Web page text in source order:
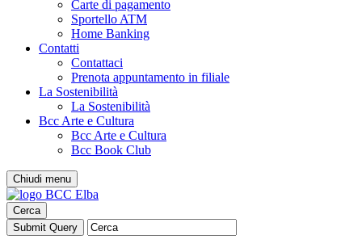
Carte di pagamento
Sportello ATM
Home Banking
Contatti
Contattaci
Prenota appuntamento in filiale
La Sostenibilità
La Sostenibilità
Bcc Arte e Cultura
Bcc Arte e Cultura
Bcc Book Club
Chiudi menu
Cerca